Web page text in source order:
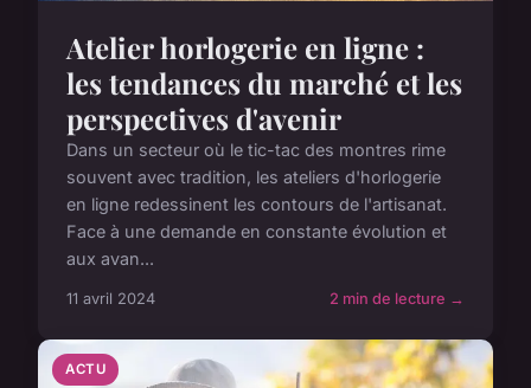
Atelier horlogerie en ligne :
les tendances du marché et les
perspectives d'avenir
Dans un secteur où le tic-tac des montres rime
souvent avec tradition, les ateliers d'horlogerie
en ligne redessinent les contours de l'artisanat.
Face à une demande en constante évolution et
aux avan...
11 avril 2024 2 min de lecture →
ACTU